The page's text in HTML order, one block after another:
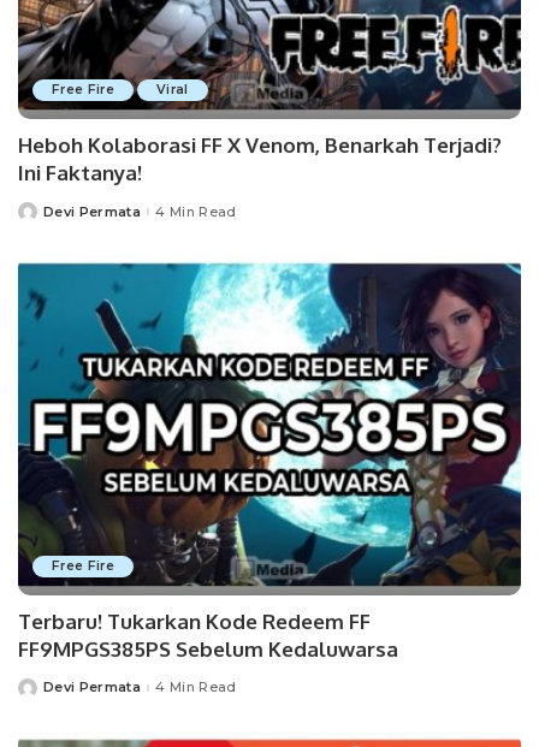
Free Fire Viral
Heboh Kolaborasi FF X Venom, Benarkah Terjadi?
Ini Faktanya!
PostedDevi Permata 4 Min Read
Free Fire
Terbaru! Tukarkan Kode Redeem FF
FF9MPGS385PS Sebelum Kedaluwarsa
PostedDevi Permata 4 Min Read